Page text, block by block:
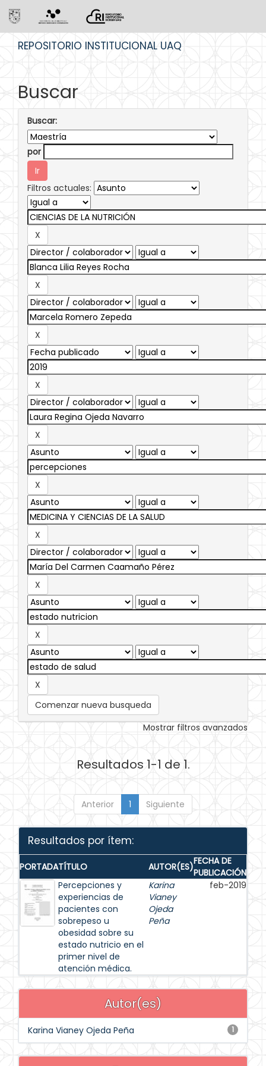
REPOSITORIO INSTITUCIONAL UAQ
Buscar
Buscar:
por
Filtros actuales:
Comenzar nueva busqueda
Mostrar filtros avanzados
Resultados 1-1 de 1.
Anterior 1 Siguiente
Resultados por ítem:
PORTADATÍTULO AUTOR(ES)FECHA DE
PUBLICACIÓN
Percepciones y
experiencias de
pacientes con
sobrepeso u
obesidad sobre su
estado nutricio en el
primer nivel de
atención médica.
Karina
Vianey
Ojeda
Peña
feb-2019
Autor(es)
1
Karina Vianey Ojeda Peña